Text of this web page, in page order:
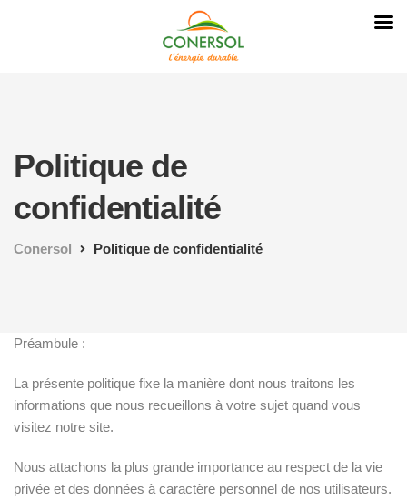
Politique de
confidentialité
Conersol Politique de confidentialité
Préambule :
La présente politique fixe la manière dont nous traitons les
informations que nous recueillons à votre sujet quand vous
visitez notre site.
Nous attachons la plus grande importance au respect de la vie
privée et des données à caractère personnel de nos utilisateurs.